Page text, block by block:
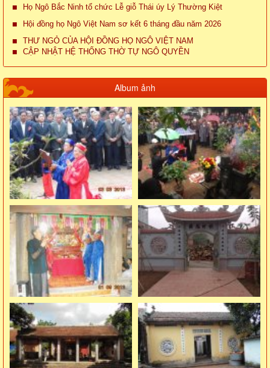
Họ Ngô Bắc Ninh tổ chức Lễ giỗ Thái úy Lý Thường Kiệt
Hội đồng họ Ngô Việt Nam sơ kết 6 tháng đầu năm 2026
THƯ NGỎ CỦA HỘI ĐỒNG HỌ NGÔ VIỆT NAM
CẬP NHẬT HỆ THỐNG THỜ TỰ NGÔ QUYỀN
Album ảnh